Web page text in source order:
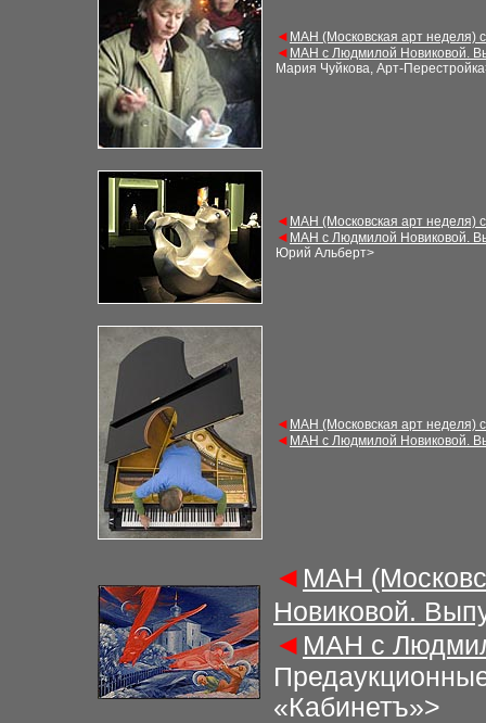
◄ МАН (Московская арт неделя)
◄ МАН с Людмилой Новиковой.
Мария Чуйкова, Арт-Перестройка
◄ МАН (Московская арт неделя)
◄ МАН с Людмилой Новиковой.
Юрий Альберт>
◄ МАН (Московская арт неделя)
◄ МАН с Людмилой Новиковой.
◄ МАН
Новиковой.
◄ МАН с
«Кабинетъ»>